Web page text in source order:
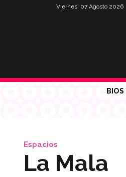
Viernes, 07 Agosto 2026
Espacios
La Mala